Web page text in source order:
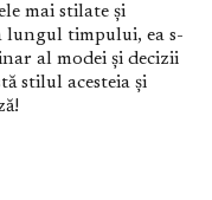
mai stilate și
lungul timpului, ea s-
al modei și decizii
stilul acesteia și